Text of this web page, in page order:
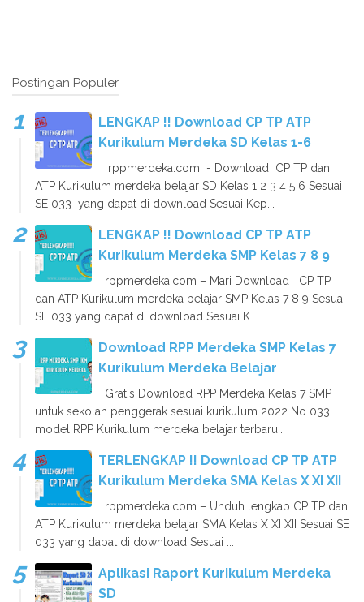
Postingan Populer
LENGKAP !! Download CP TP ATP
Kurikulum Merdeka SD Kelas 1-6
rppmerdeka.com - Download CP TP dan
ATP Kurikulum merdeka belajar SD Kelas 1 2 3 4 5 6 Sesuai
SE 033 yang dapat di download Sesuai Kep...
LENGKAP !! Download CP TP ATP
Kurikulum Merdeka SMP Kelas 7 8 9
rppmerdeka.com – Mari Download CP TP
dan ATP Kurikulum merdeka belajar SMP Kelas 7 8 9 Sesuai
SE 033 yang dapat di download Sesuai K...
Download RPP Merdeka SMP Kelas 7
Kurikulum Merdeka Belajar
Gratis Download RPP Merdeka Kelas 7 SMP
untuk sekolah penggerak sesuai kurikulum 2022 No 033
model RPP Kurikulum merdeka belajar terbaru...
TERLENGKAP !! Download CP TP ATP
Kurikulum Merdeka SMA Kelas X XI XII
rppmerdeka.com – Unduh lengkap CP TP dan
ATP Kurikulum merdeka belajar SMA Kelas X XI XII Sesuai SE
033 yang dapat di download Sesuai ...
Aplikasi Raport Kurikulum Merdeka
SD